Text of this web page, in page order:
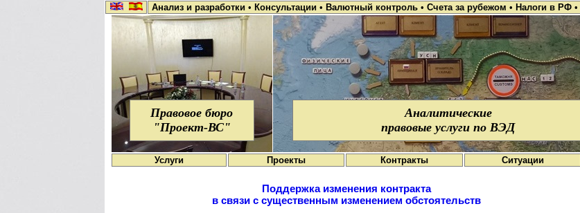
Анализ и разработки • Консультации • Валютный контроль • Счета за рубежом • Налоги в РФ •
Правовое бюро
"Проект-ВС"
Аналитические
правовые услуги по ВЭД
Услуги Проекты Контракты Ситуации
Поддержка изменения контракта
в связи с существенным изменением обстоятельств